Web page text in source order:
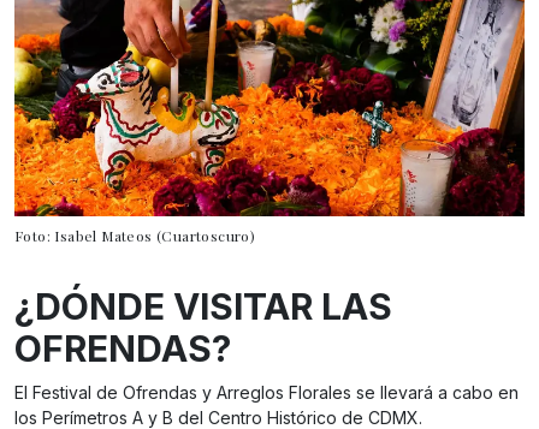
Foto: Isabel Mateos (Cuartoscuro)
¿DÓNDE VISITAR LAS
OFRENDAS?
El Festival de Ofrendas y Arreglos Florales se llevará a cabo en
los Perímetros A y B del Centro Histórico de CDMX.